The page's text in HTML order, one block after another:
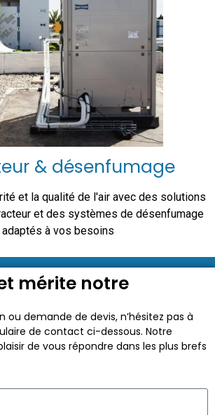
& désenfumage
et la qualité de l'air avec des solutions
et des systèmes de désenfumage
adaptés à vos besoins​
mérite notre
ou demande de devis, n’hésitez pas à
de contact ci-dessous. Notre
de vous répondre dans les plus brefs